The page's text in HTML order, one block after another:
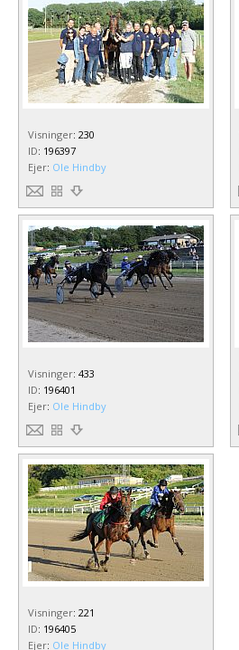
Visninger: 230
ID: 196397
Ejer: Ole Hindby
Visninger: 433
ID: 196401
Ejer: Ole Hindby
Visninger: 221
ID: 196405
Ejer: Ole Hindby